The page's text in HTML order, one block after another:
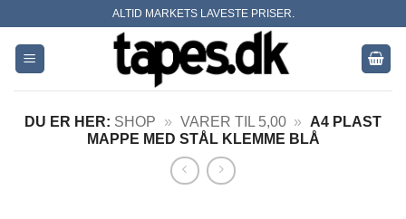
content
ALTID MARKETS LAVESTE PRISER.
DU ER HER: SHOP » VARER TIL 5,00 »
A4 PLAST
MAPPE MED STÅL KLEMME BLÅ